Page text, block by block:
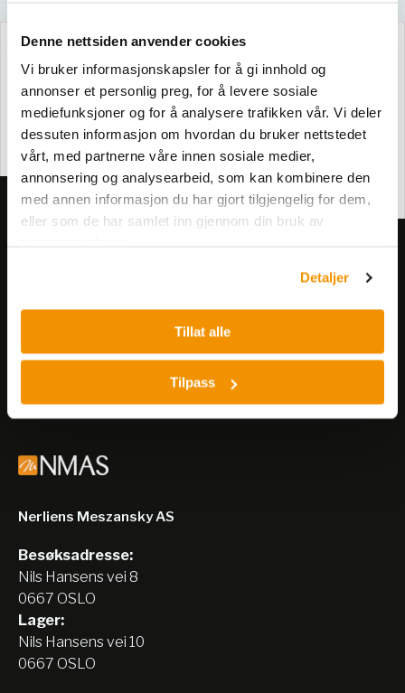
Denne nettsiden anvender cookies
Vi bruker informasjonskapsler for å gi innhold og
annonser et personlig preg, for å levere sosiale
mediefunksjoner og for å analysere trafikken vår. Vi deler
dessuten informasjon om hvordan du bruker nettstedet
vårt, med partnerne våre innen sosiale medier,
annonsering og analysearbeid, som kan kombinere den
med annen informasjon du har gjort tilgjengelig for dem,
eller som de har samlet inn gjennom din bruk av
Detaljer
Tillat alle
Tilpass
Sikkerhetsdatablad
A1752
arrangementer og kampanjer.
Meld på nyhetsbrev
Nerliens Meszansky AS
Besøksadresse:
Nils Hansens vei 8
0667 OSLO
Lager:
Nils Hansens vei 10
0667 OSLO